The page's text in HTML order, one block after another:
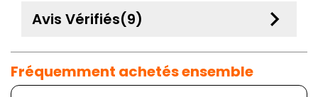
Avis Vérifiés(9) keyboard_arrow_down
Fréquemment achetés ensemble